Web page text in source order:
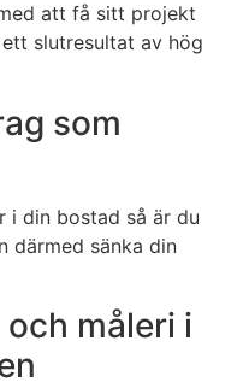
att få sitt projekt
slutresultat av hög
som
i din bostad så är du
därmed sänka din
måleri i